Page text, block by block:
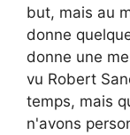
but, mais au
donne
donne une
vu Robert
temps, mais
n'avons